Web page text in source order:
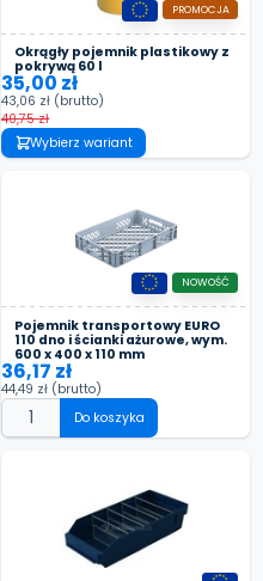
Okrągły pojemnik plastikowy z
pokrywą 60 l
PROMOCJA
35,00 zł
43,06 zł (brutto)
40,75 zł
Wybierz wariant
Pojemnik transportowy EURO
110 dno i ścianki ażurowe, wym.
600 x 400 x 110 mm
NOWOŚĆ
36,17 zł
44,49 zł (brutto)
Do koszyka